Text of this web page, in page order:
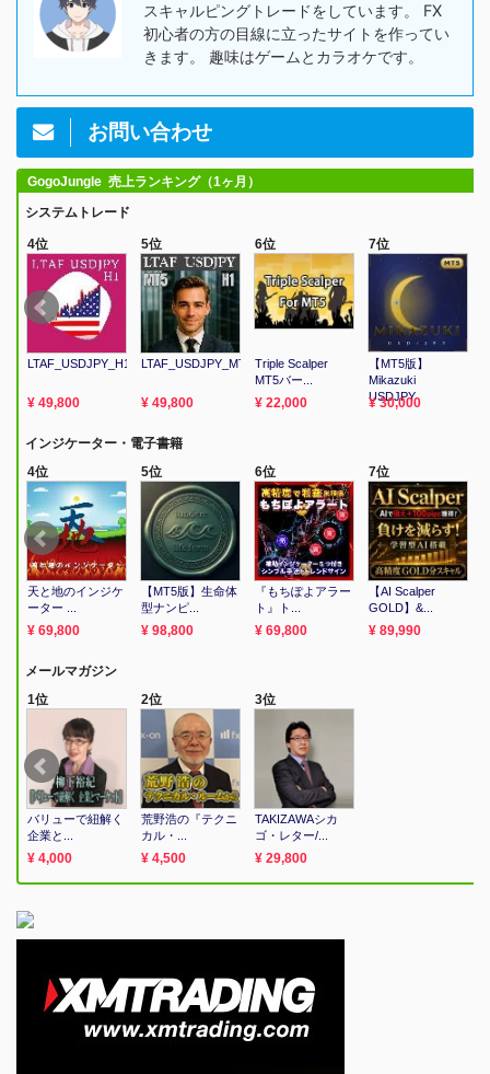
スキャルピングトレードをしています。 FX
初心者の方の目線に立ったサイトを作ってい
きます。 趣味はゲームとカラオケです。
お問い合わせ